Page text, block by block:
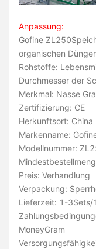
Anpassung:
Gofine ZL250
organischen
Rohstoffe:
Durchmesser der
Merkmal: Nasse
Zertifizierung: CE
Herkunftsort: China
Markenname:
Modellnummer:
Preis: Verhandlung
Verpackung:
Lieferzeit: 1-3Sets/
MoneyGram